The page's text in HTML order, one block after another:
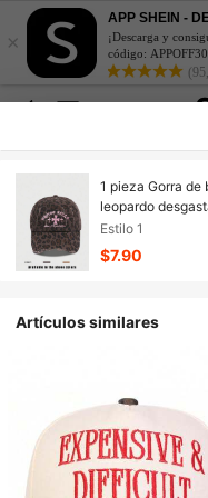
×
APP SHEIN -
¡Descarga y
código: APPOFF30
1 pieza Gorra de
leopardo
para exteriores,
otoño, viajes,
para jóvenes,
Estilo 1
$7.90
Artículos similares